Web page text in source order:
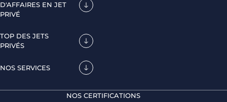
D'AFFAIRES EN JET
PRIVÉ
TOP DES JETS
PRIVÉS
NOS SERVICES
NOS CERTIFICATIONS